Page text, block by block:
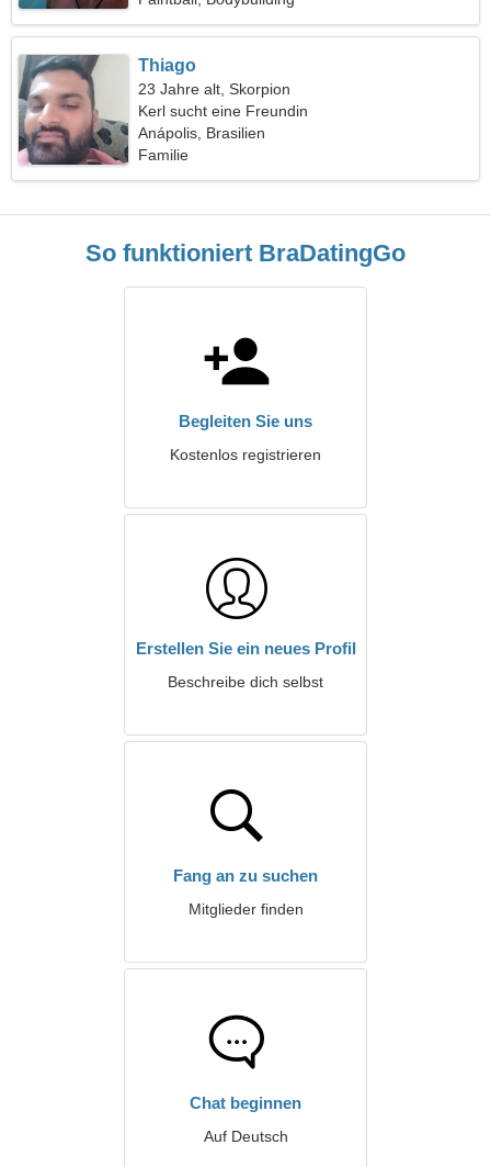
Thiago
23 Jahre alt, Skorpion
Kerl sucht eine Freundin
Anápolis, Brasilien
Familie
So funktioniert BraDatingGo
Begleiten Sie uns
Kostenlos registrieren
Erstellen Sie ein neues Profil
Beschreibe dich selbst
Fang an zu suchen
Mitglieder finden
Chat beginnen
Auf Deutsch